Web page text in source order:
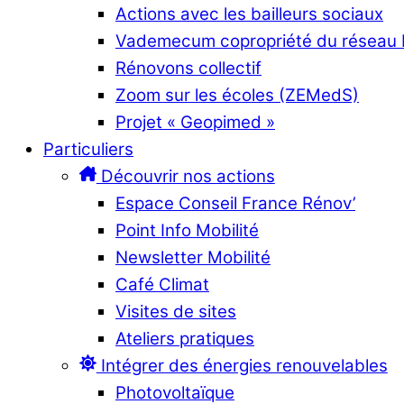
Actions avec les bailleurs sociaux
Vademecum copropriété du réseau
Rénovons collectif
Zoom sur les écoles (ZEMedS)
Projet « Geopimed »
Particuliers
Découvrir nos actions
Espace Conseil France Rénov’
Point Info Mobilité
Newsletter Mobilité
Café Climat
Visites de sites
Ateliers pratiques
Intégrer des énergies renouvelables
Photovoltaïque